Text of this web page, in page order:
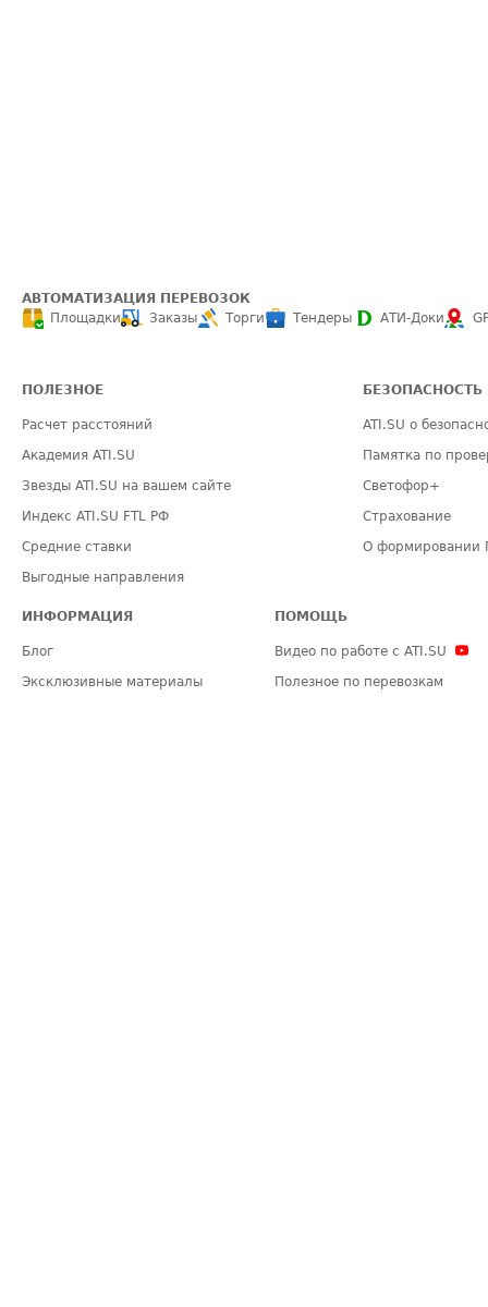
АВТОМАТИЗАЦИЯ ПЕРЕВОЗОК
Площадки
Заказы Торги Тендеры АТИ-Доки
ПОЛЕЗНОЕ
Расчет расстояний
Академия ATI.SU
Звезды ATI.SU на вашем сайте
Индекс ATI.SU FTL РФ
Средние ставки
Выгодные направления
БЕЗОПАСНОСТЬ
ATI.SU о
Памятка по
Светофор+
Страхование
О формировании
ИНФОРМАЦИЯ
Блог
Эксклюзивные материалы
ПОМОЩЬ
Видео по работе с ATI.SU
Полезное по перевозкам